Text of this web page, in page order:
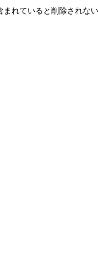
れていると削除されない